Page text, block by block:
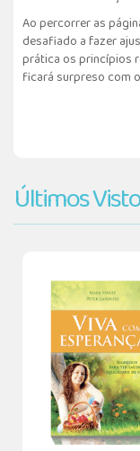
Ao percorrer as
desafiado a fazer
prática os princípios
ficará surpreso com
Últimos